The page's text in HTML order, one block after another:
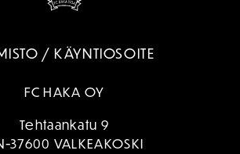
/ KÄYNTIOSOITE
FC HAKA OY
Tehtaankatu 9
37600 VALKEAKOSKI